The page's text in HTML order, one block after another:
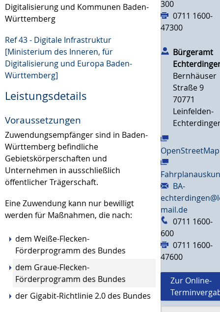
Digitalisierung und Kommunen Baden-
Württemberg
Ref 43 - Digitale Infrastruktur
[Ministerium des Inneren, für
Digitalisierung und Europa Baden-
Württemberg]
Leistungsdetails
Voraussetzungen
Zuwendungsempfänger sind in Baden-
Württemberg befindliche
Gebietskörperschaften und
Unternehmen in ausschließlich
öffentlicher Trägerschaft.
Eine Zuwendung kann nur bewilligt
werden für Maßnahmen, die nach:
dem Weiße-Flecken-
Förderprogramm des Bundes
dem Graue-Flecken-
Förderprogramm des Bundes
der Gigabit-Richtlinie 2.0 des Bundes
300
0711 1600-
47300
Bürgeramt
Bernhäuser
Straße 9
70771
Leinfelden-
OpenStreetMap
BA-
mail.de
0711 1600-
600
0711 1600-
47600
Zur Online-